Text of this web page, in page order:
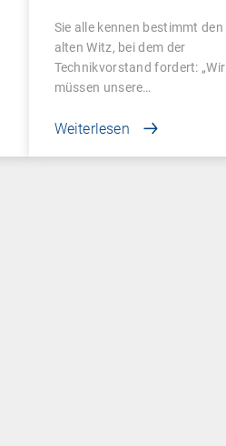
Sie alle kennen bestimmt den
alten Witz, bei dem der
Technikvorstand fordert: „Wir
müssen unsere…
Weiterlesen